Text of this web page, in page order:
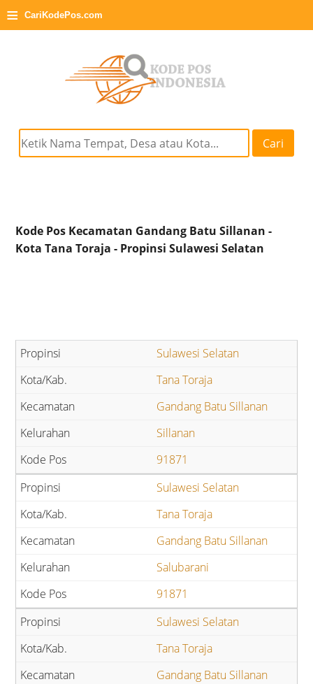
≡ CariKodePos.com
Cari
Kode Pos Kecamatan Gandang Batu Sillanan -
Kota Tana Toraja - Propinsi Sulawesi Selatan
Sulawesi Selatan
Tana Toraja
Gandang Batu Sillanan
Sillanan
91871
Sulawesi Selatan
Tana Toraja
Gandang Batu Sillanan
Salubarani
91871
Sulawesi Selatan
Tana Toraja
Gandang Batu Sillanan